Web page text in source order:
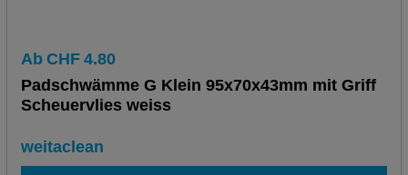
Ab CHF 4.80
Padschwämme G Klein 95x70x43mm mit Griff
Scheuervlies weiss
weitaclean